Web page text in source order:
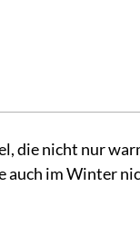
die nicht nur
auch im Winter